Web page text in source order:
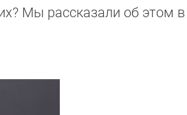
Мы рассказали об этом в